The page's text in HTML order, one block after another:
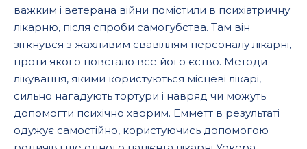
важким і ветерана війни помістили в психіатричну
лікарню, після спроби самогубства. Там він
зіткнувся з жахливим свавіллям персоналу лікарні,
проти якого повстало все його єство. Методи
лікування, якими користуються місцеві лікарі,
сильно нагадують тортури і навряд чи можуть
допомогти психічно хворим. Емметт в результаті
одужує самостійно, користуючись допомогою